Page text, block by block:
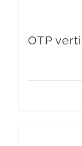
OTP